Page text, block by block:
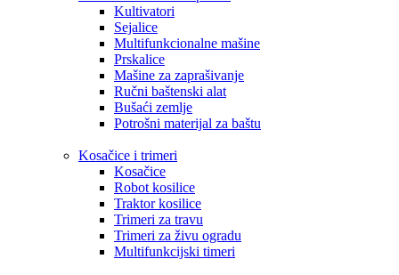
Kultivatori
Sejalice
Multifunkcionalne mašine
Prskalice
Mašine za zaprašivanje
Ručni baštenski alat
Bušaći zemlje
Potrošni materijal za baštu
Kosačice i trimeri
Kosačice
Robot kosilice
Traktor kosilice
Trimeri za travu
Trimeri za živu ogradu
Multifunkcijski timeri